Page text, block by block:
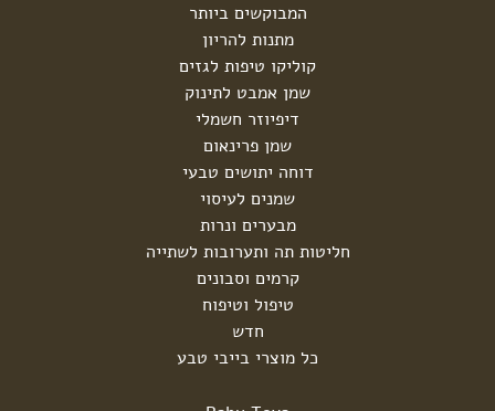
המבוקשים ביותר
מתנות להריון
קוליקו טיפות לגזים
שמן אמבט לתינוק
דיפיוזר חשמלי
שמן פרינאום
דוחה יתושים טבעי
שמנים לעיסוי
מבערים ונרות
חליטות תה ותערובות לשתייה
קרמים וסבונים
טיפול וטיפוח
חדש
כל מוצרי בייבי טבע